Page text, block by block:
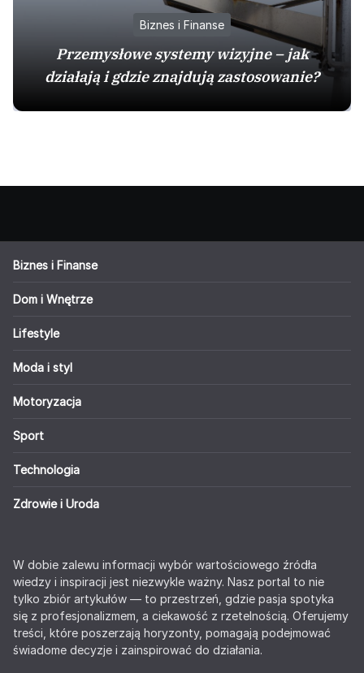
Biznes i Finanse
Przemysłowe systemy wizyjne – jak
działają i gdzie znajdują zastosowanie?
Biznes i Finanse
Dom i Wnętrze
Lifestyle
Moda i styl
Motoryzacja
Sport
Technologia
Zdrowie i Uroda
W dobie zalewu informacji wybór wartościowego źródła
wiedzy i inspiracji jest niezwykle ważny. Nasz portal to nie
tylko zbiór artykułów — to przestrzeń, gdzie pasja spotyka
się z profesjonalizmem, a ciekawość z rzetelnością. Oferujemy
treści, które poszerzają horyzonty, pomagają podejmować
świadome decyzje i zainspirować do działania.